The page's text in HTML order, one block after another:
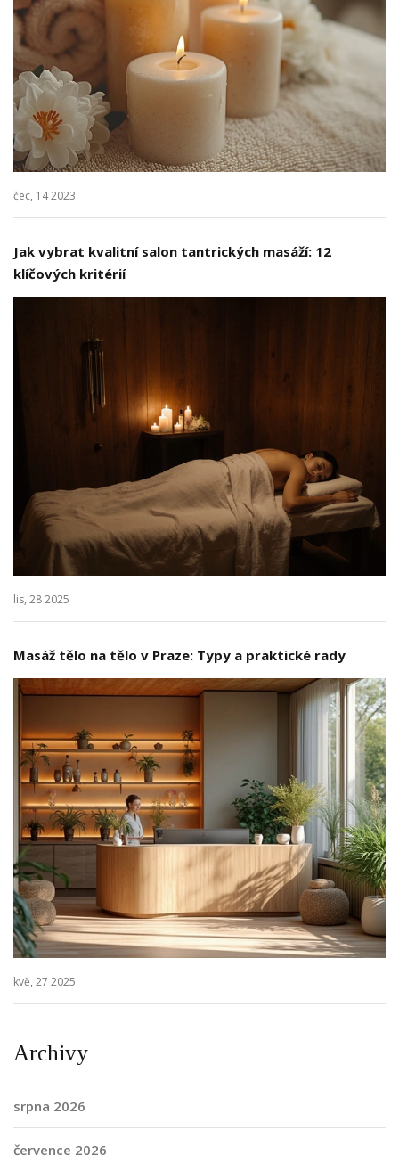
čec, 14 2023
Jak vybrat kvalitní salon tantrických masáží: 12
klíčových kritérií
lis, 28 2025
Masáž tělo na tělo v Praze: Typy a praktické rady
kvě, 27 2025
Archivy
srpna 2026
července 2026